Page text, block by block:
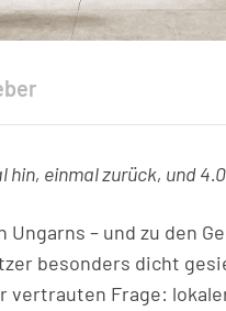
hin, einmal zurück, und
– und zu den
besonders dicht
Frage: